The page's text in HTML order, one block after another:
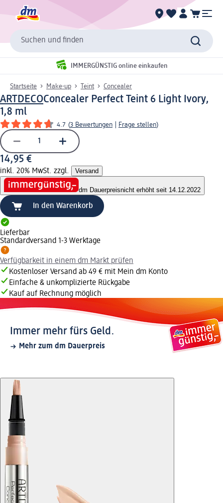
Suchen und finden
IMMERGÜNSTIG online einkaufen
Startseite Make-up Teint Concealer
ARTDECOConcealer Perfect Teint 6 Light Ivory,
1,8 ml
4.7 (3 Bewertungen Frage stellen)
14,95 €
inkl. 20% MwSt. zzgl. Versand
dm Dauerpreisnicht erhöht seit 14.12.2022
In den Warenkorb
Lieferbar
Standardversand 1-3 Werktage
Verfügbarkeit in einem dm Markt prüfen
Kostenloser Versand ab 49 € mit Mein dm Konto
Einfache & unkomplizierte Rückgabe
Kauf auf Rechnung möglich
Immer mehr fürs Geld.
Mehr zum dm Dauerpreis